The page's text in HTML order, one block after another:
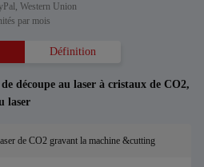
Western Union
par mois
Définition
découpe au laser à cristaux de CO2,
laser
de CO2 gravant la machine &cutting